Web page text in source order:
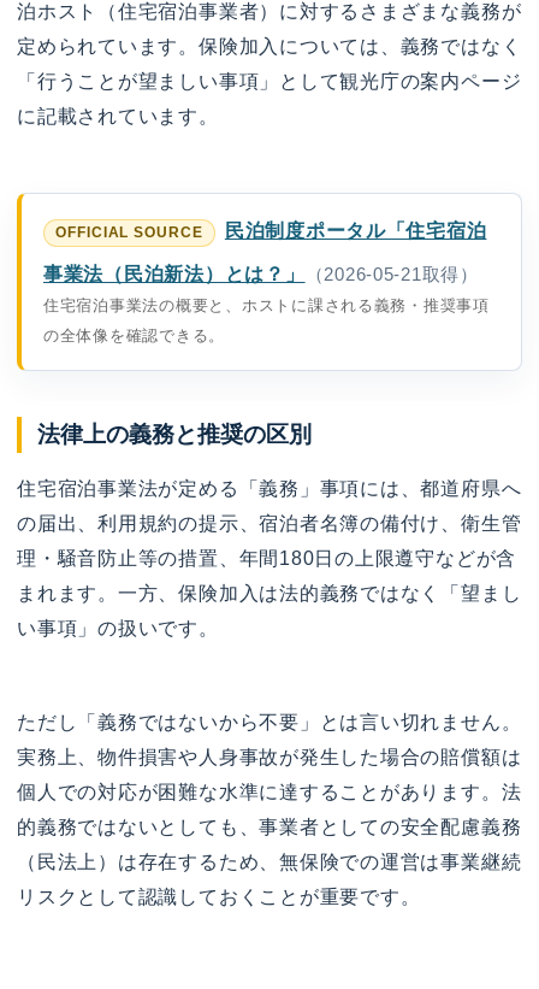
泊ホスト（住宅宿泊事業者）に対するさまざまな義務が
定められています。保険加入については、義務ではなく
「行うことが望ましい事項」として観光庁の案内ページ
に記載されています。
民泊制度ポータル「住宅宿泊
事業法（民泊新法）とは？」
（2026-05-21取得）
住宅宿泊事業法の概要と、ホストに課される義務・推奨事項
の全体像を確認できる。
法律上の義務と推奨の区別
住宅宿泊事業法が定める「義務」事項には、都道府県へ
の届出、利用規約の提示、宿泊者名簿の備付け、衛生管
理・騒音防止等の措置、年間180日の上限遵守などが含
まれます。一方、保険加入は法的義務ではなく「望まし
い事項」の扱いです。
ただし「義務ではないから不要」とは言い切れません。
実務上、物件損害や人身事故が発生した場合の賠償額は
個人での対応が困難な水準に達することがあります。法
的義務ではないとしても、事業者としての安全配慮義務
（民法上）は存在するため、無保険での運営は事業継続
リスクとして認識しておくことが重要です。